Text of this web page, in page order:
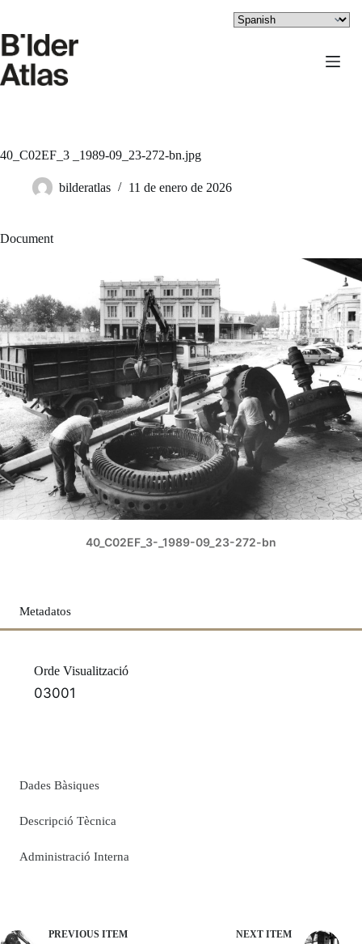
contenido
40_C02EF_3 _1989-09_23-272-bn.jpg
bilderatlas 11 de enero de 2026
Document
40_C02EF_3-_1989-09_23-272-bn
Metadatos
Orde Visualització
03001
Dades Bàsiques
Descripció Tècnica
Administració Interna
PREVIOUS ITEM NEXT ITEM